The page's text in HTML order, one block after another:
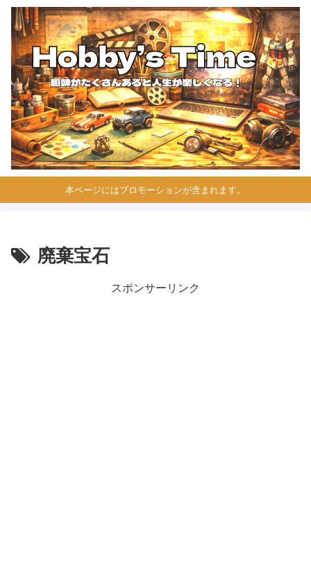
本ページにはプロモーションが含まれます。
廃棄宝石
スポンサーリンク